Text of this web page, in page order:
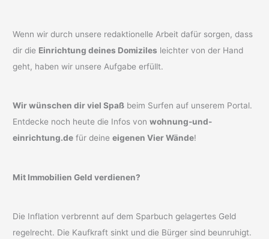
Wenn wir durch unsere redaktionelle Arbeit dafür sorgen, dass
dir die Einrichtung deines Domiziles leichter von der Hand
geht, haben wir unsere Aufgabe erfüllt.
Wir wünschen dir viel Spaß beim Surfen auf unserem Portal.
Entdecke noch heute die Infos vonwohnung-und-
einrichtung.de für deineeigenen Vier Wände!
Mit Immobilien Geld verdienen?
Die Inflation verbrennt auf dem Sparbuch gelagertes Geld
regelrecht. Die Kaufkraft sinkt und die Bürger sind beunruhigt.